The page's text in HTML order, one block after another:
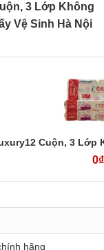
3 Lớp Không
Vệ Sinh Hà Nội
Cuộn, 3 Lớp
0₫
hãng